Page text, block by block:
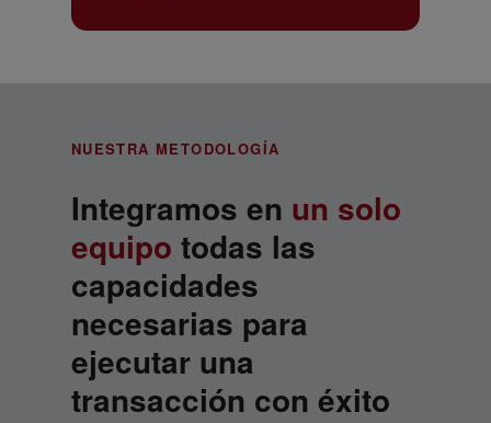
NUESTRA METODOLOGÍA
Integramos en un solo
equipo todas las
capacidades
necesarias para
ejecutar una
transacción con éxito